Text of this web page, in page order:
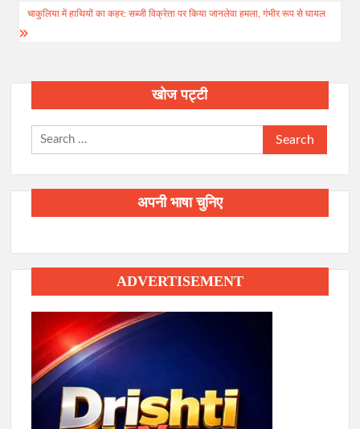
चाकुलिया में हाथियों का कहर: सब्जी विक्रेता पर किया जानलेवा हमला, गंभीर रूप से घायल
खोज पट्टी
Search
for:
अपनी भाषा चुनिए
ADVERTISEMENT